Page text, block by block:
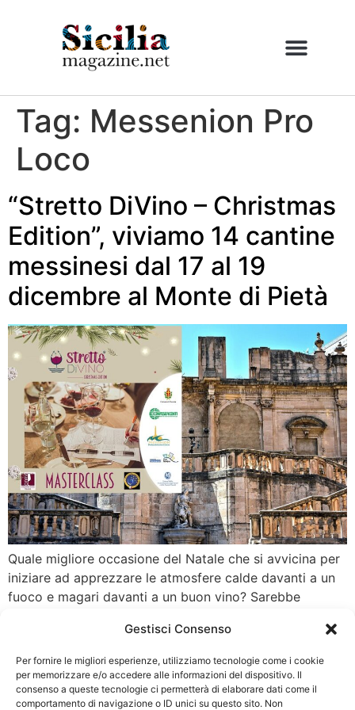
Gestisci Consenso
Per fornire le migliori esperienze, utilizziamo tecnologie come i cookie
per memorizzare e/o accedere alle informazioni del dispositivo. Il
consenso a queste tecnologie ci permetterà di elaborare dati come il
comportamento di navigazione o ID unici su questo sito. Non
Tag: Messenion Pro
Loco
“Stretto DiVino – Christmas
Edition”, viviamo 14 cantine
messinesi dal 17 al 19
dicembre al Monte di Pietà
Quale migliore occasione del Natale che si avvicina per
iniziare ad apprezzare le atmosfere calde davanti a un
fuoco e magari davanti a un buon vino? Sarebbe
scegliere il vino più adatto ai nostri palati, magari anche
per regalarlo a chi ama la convivialità e il […]
CATEGORIEINFO